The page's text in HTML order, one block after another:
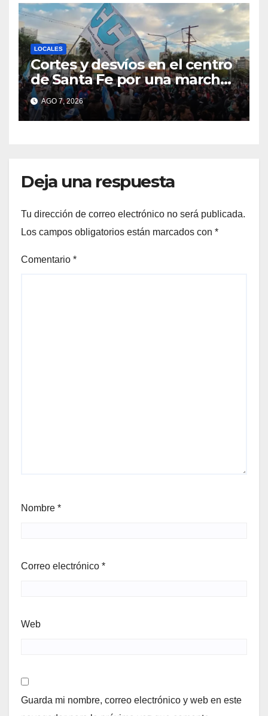
LOCALES
Cortes y desvíos en el centro
de Santa Fe por una marcha
de organizaciones sociales y
sindicales
AGO 7, 2026
Deja una respuesta
Tu dirección de correo electrónico no será publicada.
Los campos obligatorios están marcados con *
Comentario *
Nombre *
Correo electrónico *
Web
Guarda mi nombre, correo electrónico y web en este